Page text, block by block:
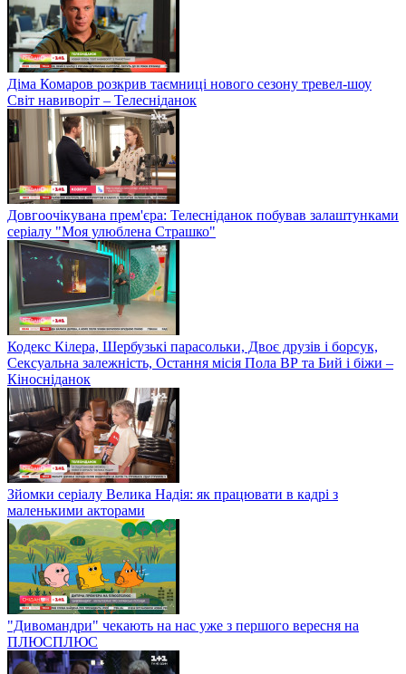
Діма Комаров розкрив таємниці нового сезону тревел-шоу
Світ навиворіт – Телесніданок
Довгоочікувана прем'єра: Телесніданок побував залаштунками
серіалу "Моя улюблена Страшко"
Кодекс Кілера, Шербузькі парасольки, Двоє друзів і борсук,
Сексуальна залежність, Остання місія Пола ВР та Бий і біжи –
Кіносніданок
Зйомки серіалу Велика Надія: як працювати в кадрі з
маленькими акторами
"Дивомандри" чекають на нас уже з першого вересня на
ПЛЮСПЛЮС